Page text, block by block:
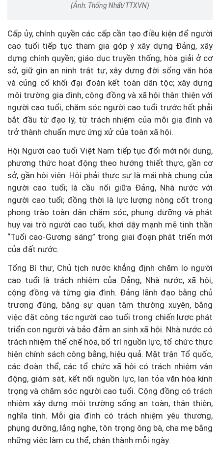
(Ảnh: Thống Nhất/TTXVN)
Cấp ủy, chính quyền các cấp cần tạo điều kiện để người
cao tuổi tiếp tục tham gia góp ý xây dựng Đảng, xây
dựng chính quyền; giáo dục truyền thống, hòa giải ở cơ
sở, giữ gìn an ninh trật tự, xây dựng đời sống văn hóa
và củng cố khối đại đoàn kết toàn dân tộc; xây dựng
môi trường gia đình, cộng đồng và xã hội thân thiện với
người cao tuổi, chăm sóc người cao tuổi trước hết phải
bắt đầu từ đạo lý, từ trách nhiệm của mỗi gia đình và
trở thành chuẩn mực ứng xử của toàn xã hội.
Hội Người cao tuổi Việt Nam tiếp tục đổi mới nội dung,
phương thức hoạt động theo hướng thiết thực, gần cơ
sở, gần hội viên. Hội phải thực sự là mái nhà chung của
người cao tuổi; là cầu nối giữa Đảng, Nhà nước với
người cao tuổi; đồng thời là lực lượng nòng cốt trong
phong trào toàn dân chăm sóc, phụng dưỡng và phát
huy vai trò người cao tuổi, khơi dậy mạnh mẽ tinh thần
“Tuổi cao-Gương sáng” trong giai đoạn phát triển mới
của đất nước.
Tổng Bí thư, Chủ tịch nước khẳng định chăm lo người
cao tuổi là trách nhiệm của Đảng, Nhà nước, xã hội,
cộng đồng và từng gia đình. Đảng lãnh đạo bằng chủ
trương đúng, bằng sự quan tâm thường xuyên, bằng
việc đặt công tác người cao tuổi trong chiến lược phát
triển con người và bảo đảm an sinh xã hội. Nhà nước có
trách nhiệm thể chế hóa, bố trí nguồn lực, tổ chức thực
hiện chính sách công bằng, hiệu quả. Mặt trận Tổ quốc,
các đoàn thể, các tổ chức xã hội có trách nhiệm vận
động, giám sát, kết nối nguồn lực, lan tỏa văn hóa kính
trọng và chăm sóc người cao tuổi. Cộng đồng có trách
nhiệm xây dựng môi trường sống an toàn, thân thiện,
nghĩa tình. Mỗi gia đình có trách nhiệm yêu thương,
phụng dưỡng, lắng nghe, tôn trọng ông bà, cha mẹ bằng
những việc làm cụ thể, chân thành mỗi ngày.